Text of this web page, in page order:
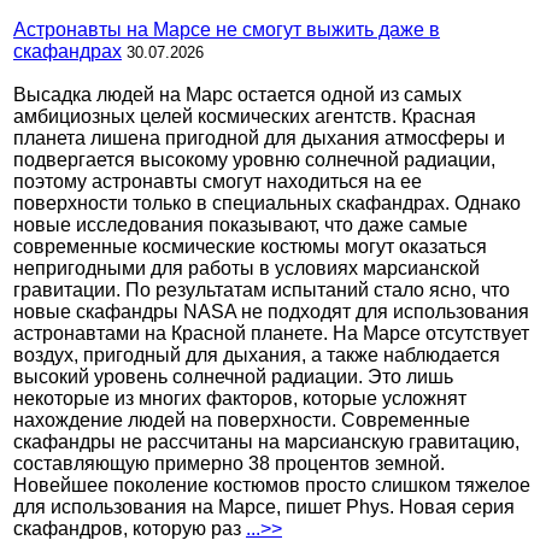
Астронавты на Марсе не смогут выжить даже в
скафандрах 30.07.2026
Высадка людей на Марс остается одной из самых
амбициозных целей космических агентств. Красная
планета лишена пригодной для дыхания атмосферы и
подвергается высокому уровню солнечной радиации,
поэтому астронавты смогут находиться на ее
поверхности только в специальных скафандрах. Однако
новые исследования показывают, что даже самые
современные космические костюмы могут оказаться
непригодными для работы в условиях марсианской
гравитации. По результатам испытаний стало ясно, что
новые скафандры NASA не подходят для использования
астронавтами на Красной планете. На Марсе отсутствует
воздух, пригодный для дыхания, а также наблюдается
высокий уровень солнечной радиации. Это лишь
некоторые из многих факторов, которые усложнят
нахождение людей на поверхности. Современные
скафандры не рассчитаны на марсианскую гравитацию,
составляющую примерно 38 процентов земной.
Новейшее поколение костюмов просто слишком тяжелое
для использования на Марсе, пишет Phys. Новая серия
скафандров, которую раз ...>>